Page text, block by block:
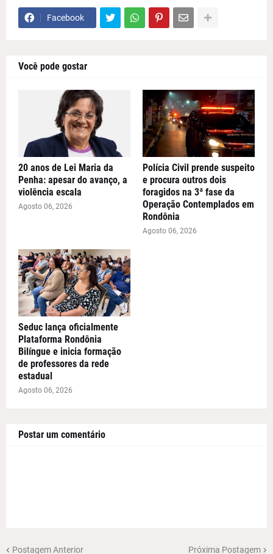
Facebook
Você pode gostar
20 anos de Lei Maria da
Penha: apesar do avanço, a
violência escala
Agosto 06, 2026
Polícia Civil prende suspeito
e procura outros dois
foragidos na 3ª fase da
Operação Contemplados em
Rondônia
Agosto 06, 2026
Seduc lança oficialmente
Plataforma Rondônia
Bilíngue e inicia formação
de professores da rede
estadual
Agosto 06, 2026
Postar um comentário
Postagem Anterior Próxima Postagem